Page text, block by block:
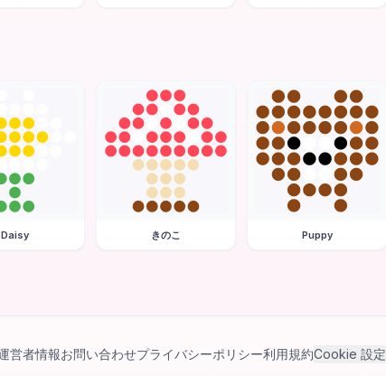
Daisy きのこ Puppy
営者情報お問い合わせプライバシーポリシー利用規約Cookie 設定